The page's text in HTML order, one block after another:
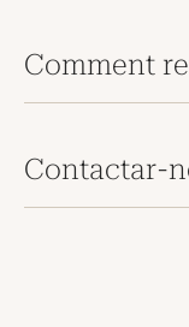
Comment
Contactar-